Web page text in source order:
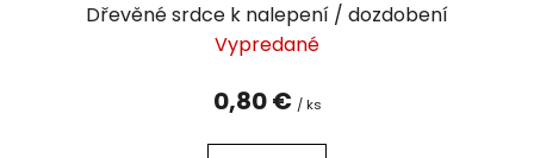
Dřevěné srdce k nalepení / dozdobení
Vypredané
0,80 € / ks